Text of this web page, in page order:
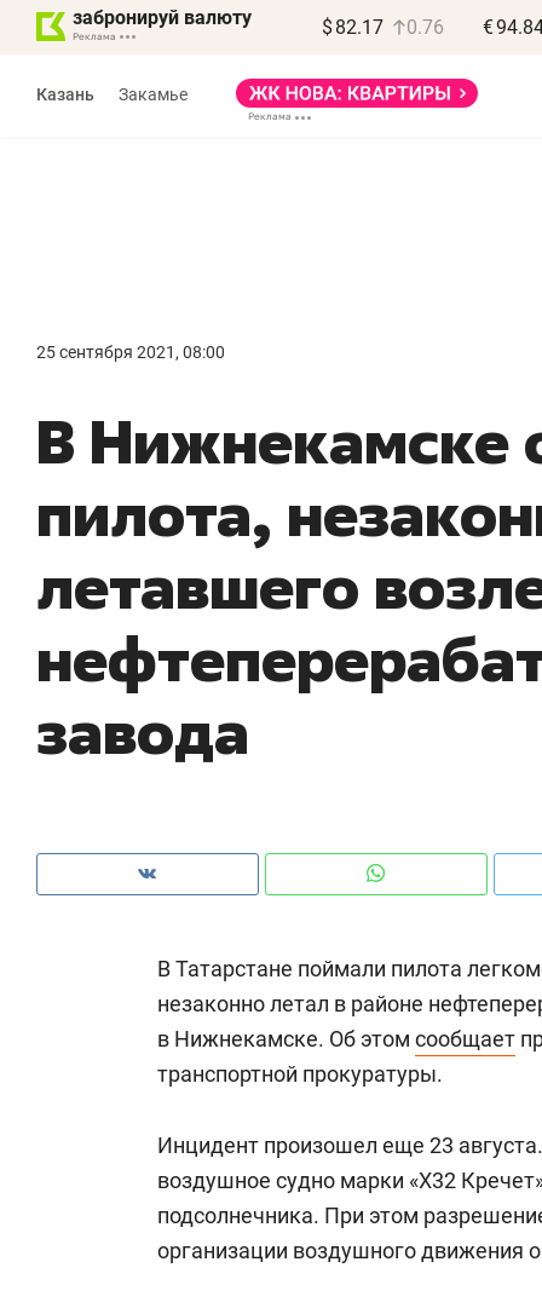
забронируй валюту $ 82.17 0.76 €
Казань Закамье
25 сентября 2021, 08:00
В Нижнекамске
пилота,
летавшего
завода
В Татарстане поймали пилота
незаконно летал в районе
в Нижнекамске. Об этом сообщает
транспортной прокуратуры.
Инцидент произошел еще 23
воздушное судно марки «X32
подсолнечника. При этом
организации воздушного движения
правил, бизнес может
потерять минимум
Как бизнесу выйти на зарубежные
чем интересен Оман?
Рекомендуем
Как ГК «МИР ГРУПП» и ВТБ
создают оазис жилого
комфорта под Казанью
Рекомендуем
150 камер
ID вместо